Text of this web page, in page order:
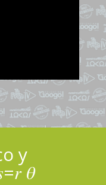
y
𝜃